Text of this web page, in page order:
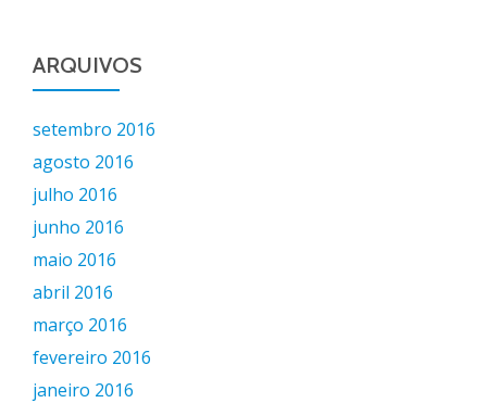
ARQUIVOS
setembro 2016
agosto 2016
julho 2016
junho 2016
maio 2016
abril 2016
março 2016
fevereiro 2016
janeiro 2016